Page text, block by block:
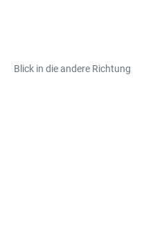
Blick in die andere Richtung